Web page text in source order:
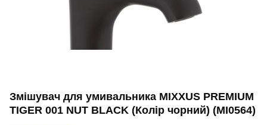
Змішувач для умивальника MIXXUS PREMIUM
TIGER 001 NUT BLACK (Колір чорний) (MI0564)